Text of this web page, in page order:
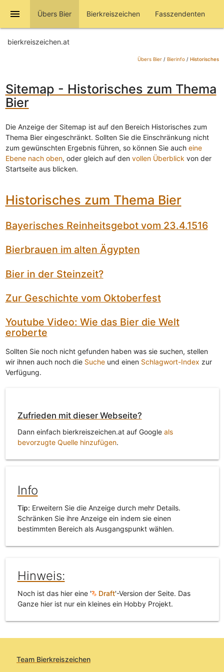
menu Übers Bier Bierkreiszeichen Fasszendenten
bierkreiszeichen.at
Übers Bier/ Bierinfo/ Historisches
Sitemap - Historisches zum Thema
Bier
Die Anzeige der Sitemap ist auf den Bereich Historisches zum
Thema Bier eingeschränkt. Sollten Sie die Einschränkung nicht
zum gewünschten Ergebnis führen, so können Sie auch eine
Ebene nach oben, oder gleich auf den vollen Überblick von der
Startseite aus blicken.
Historisches zum Thema Bier
Bayerisches Reinheitsgebot vom 23.4.1516
Bierbrauen im alten Ägypten
Bier in der Steinzeit?
Zur Geschichte vom Oktoberfest
Youtube Video: Wie das Bier die Welt
eroberte
Sollten Sie noch nicht gefunden haben was sie suchen, stellen
wir ihnen auch noch die Sucheund einen Schlagwort-Index zur
Verfügung.
Zufrieden mit dieser Webseite?
Dann einfach bierkreiszeichen.at auf Google als
bevorzugte Quelle hinzufügen.
Info
Tip: Erweitern Sie die Anzeige durch mehr Details.
Schränken Sie ihre Anzeige ein indem sie einen
bestimmten Bereich als Ausgangspunkt wählen.
Hinweis:
Noch ist das hier eine ' Draft'-Version der Seite. Das
Ganze hier ist nur ein kleines ein Hobby Projekt.
Team Bierkreiszeichen